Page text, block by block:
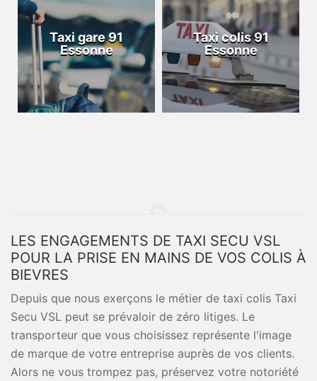
Taxi gare 91
Essonne
Taxi colis 91
Essonne
LES ENGAGEMENTS DE TAXI SECU VSL
POUR LA PRISE EN MAINS DE VOS COLIS À
BIEVRES
Depuis que nous exerçons le métier de taxi colis Taxi
Secu VSL peut se prévaloir de zéro litiges. Le
transporteur que vous choisissez représente l'image
de marque de votre entreprise auprès de vos clients.
Alors ne vous trompez pas, préservez votre notoriété